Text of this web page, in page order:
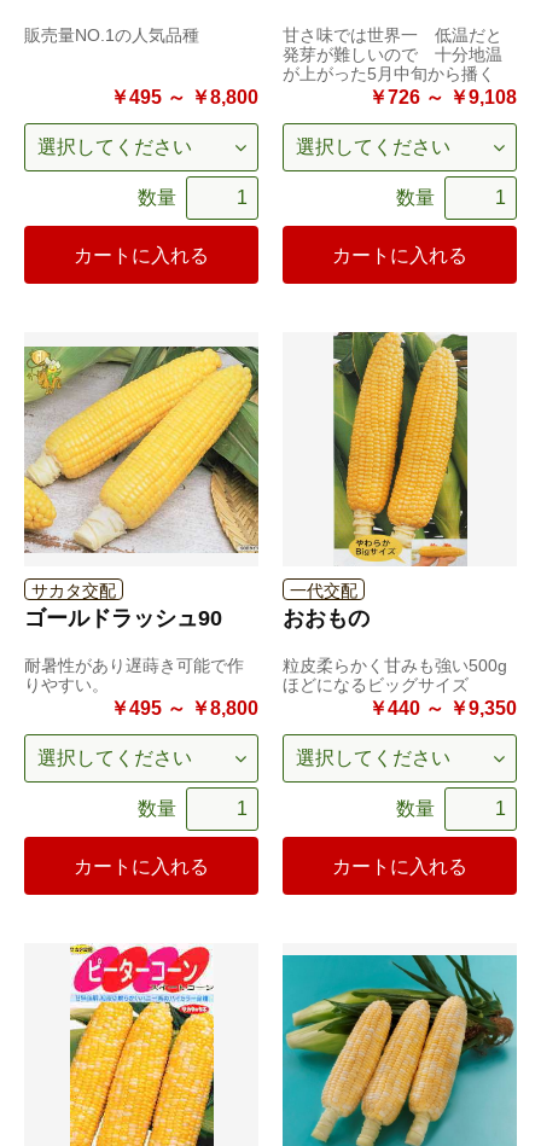
販売量NO.1の人気品種
￥495 ～ ￥8,800
数量
カートに入れる
甘さ味では世界一 低温だと
発芽が難しいので 十分地温
が上がった5月中旬から播く
￥726 ～ ￥9,108
数量
カートに入れる
サカタ交配
ゴールドラッシュ90
耐暑性があり遅蒔き可能で作
りやすい。
￥495 ～ ￥8,800
数量
カートに入れる
一代交配
おおもの
粒皮柔らかく甘みも強い500g
ほどになるビッグサイズ
￥440 ～ ￥9,350
数量
カートに入れる